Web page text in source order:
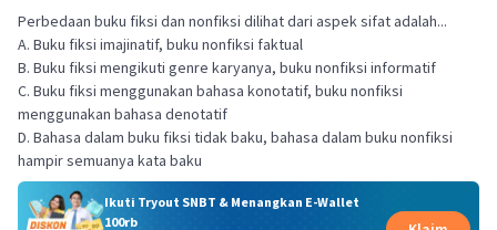
Perbedaan buku fiksi dan nonfiksi dilihat dari aspek sifat adalah...
A. Buku fiksi imajinatif, buku nonfiksi faktual
B. Buku fiksi mengikuti genre karyanya, buku nonfiksi informatif
C. Buku fiksi menggunakan bahasa konotatif, buku nonfiksi
menggunakan bahasa denotatif
D. Bahasa dalam buku fiksi tidak baku, bahasa dalam buku nonfiksi
hampir semuanya kata baku
Ikuti Tryout SNBT & Menangkan E-Wallet
100rb